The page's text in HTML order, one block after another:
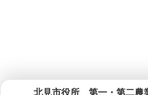
北見市役所 第一・第二農